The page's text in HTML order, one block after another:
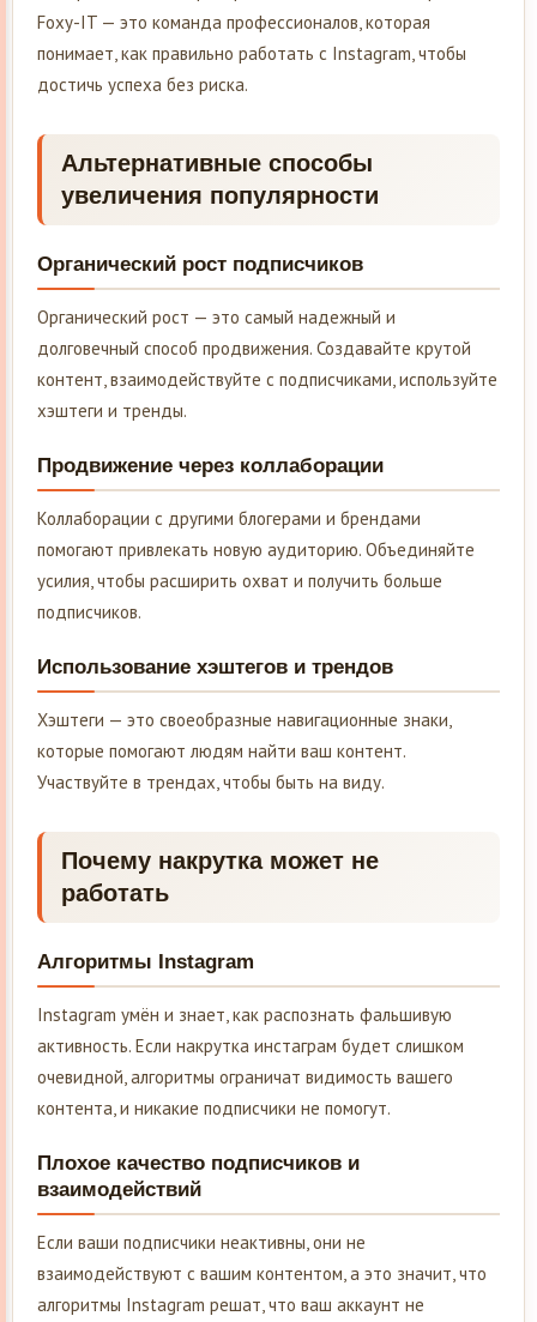
Foxy-IT — это команда профессионалов, которая
понимает, как правильно работать с Instagram, чтобы
достичь успеха без риска.
Альтернативные способы
увеличения популярности
Органический рост подписчиков
Органический рост — это самый надежный и
долговечный способ продвижения. Создавайте крутой
контент, взаимодействуйте с подписчиками, используйте
хэштеги и тренды.
Продвижение через коллаборации
Коллаборации с другими блогерами и брендами
помогают привлекать новую аудиторию. Объединяйте
усилия, чтобы расширить охват и получить больше
подписчиков.
Использование хэштегов и трендов
Хэштеги — это своеобразные навигационные знаки,
которые помогают людям найти ваш контент.
Участвуйте в трендах, чтобы быть на виду.
Почему накрутка может не
работать
Алгоритмы Instagram
Instagram умён и знает, как распознать фальшивую
активность. Если накрутка инстаграм будет слишком
очевидной, алгоритмы ограничат видимость вашего
контента, и никакие подписчики не помогут.
Плохое качество подписчиков и
взаимодействий
Если ваши подписчики неактивны, они не
взаимодействуют с вашим контентом, а это значит, что
алгоритмы Instagram решат, что ваш аккаунт не